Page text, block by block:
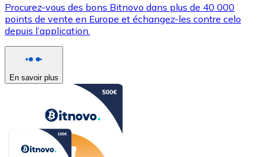
Procurez-vous des bons Bitnovo dans plus de 40 000
points de vente en Europe et échangez-les contre celo
depuis l’application.
En savoir plus